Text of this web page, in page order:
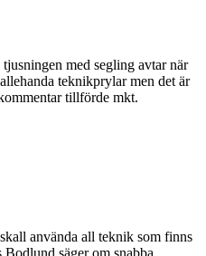
med segling avtar när
teknikprylar men det är
tillförde mkt.
använda all teknik som finns